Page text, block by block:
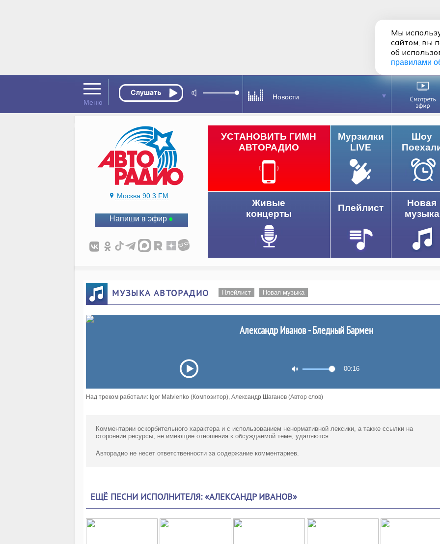
Новости
Москва 90.3 FM
Напиши в эфир
УСТАНОВИТЬ ГИМН
АВТОРАДИО
Мурзилки
LIVE
Шоу
Живые
концерты
Плейлист
Новая
музыка
МУЗЫКА АВТОРАДИО Плейлист Новая музыка
Александр Иванов - Бледный Бармен
00:16
Над треком работали: Igor Matvienko (Композитор), Александр Шаганов (Автор слов)
Комментарии оскорбительного характера и с использованием ненормативной лексики,а также ссылки на
сторонние ресурсы, не имеющие отношения к обсуждаемой теме, удаляются.
Авторадио не несет ответственности за содержание комментариев.
ЕЩЁ ПЕСНИ ИСПОЛНИТЕЛЯ: «АЛЕКСАНДР ИВАНОВ»
Мы
сайтом, вы
об
правилами